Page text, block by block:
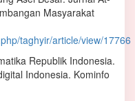
Masyarakat
taghyir/article/view/17766
Republik Indonesia.
Indonesia. Kominfo